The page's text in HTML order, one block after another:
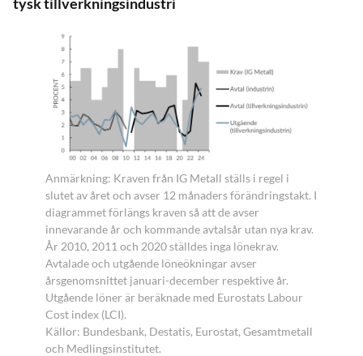
Anmärkning: Kraven från IG Metall ställs i regel i
slutet av året och avser 12 månaders förändringstakt. I
diagrammet förlängs kraven så att de avser
innevarande år och kommande avtalsår utan nya krav.
År 2010, 2011 och 2020 ställdes inga lönekrav.
Avtalade och utgående löneökningar avser
årsgenomsnittet januari-december respektive år.
Utgående löner är beräknade med Eurostats Labour
Cost index (LCI).
Källor: Bundesbank, Destatis, Eurostat, Gesamtmetall
och Medlingsinstitutet.